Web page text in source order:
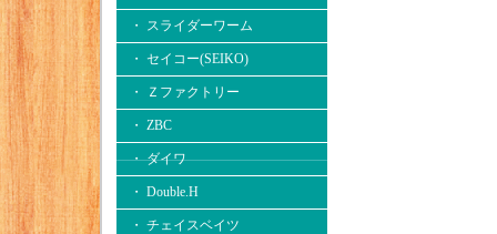
・ スライダーワーム
・ セイコー(SEIKO)
・ Ｚファクトリー
・ ZBC
・ ダイワ
・ Double.H
・ チェイスベイツ